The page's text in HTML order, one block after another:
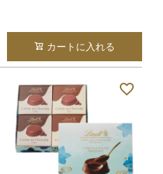
カートに入れる